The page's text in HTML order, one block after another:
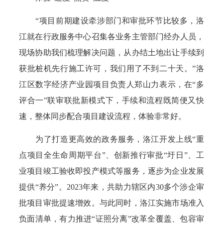
“项目前期建设牵涉部门和审批环节比较多，洛
江就在行政服务中心召集各业务主管部门经办人员，
现场协助我们梳理解决问题，从办结土地出让手续到
获批桩机先行施工许可，我们用了不到二十天。”洛
江区数字经济产业园项目负责人郑山力表示，在“多
评合一”联审联批新模式下，手续和流程既简便又快
速，整体同步配合项目建设流程，体验非常好。
为了打造更高效的政务服务，洛江开发上线“重
点项目全生命周期平台”、创新推行审批“圩日”、工
业项目竣工验收即投产模式等服务，逐步为企业发展
提供“养分”。2023年来，共助力辖区内30多个涉企审
批项目审批提速增效。与此同时，洛江实施市场准入
负面清单，有力推进“证照分离”改革全覆盖、包容审